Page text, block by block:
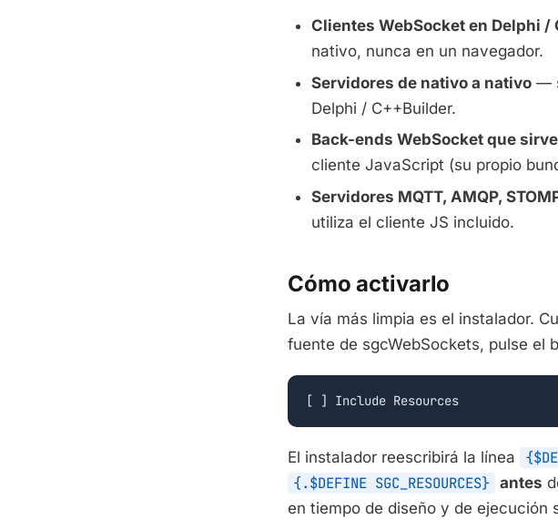
Clientes WebSocket en Delphi /
nativo, nunca en un navegador.
Servidores de nativo a nativo—
Delphi / C++Builder.
Back-ends WebSocket que
cliente JavaScript (su propio
Servidores MQTT, AMQP,
utiliza el cliente JS incluido.
Cómo activarlo
La vía más limpia es el instalador.
fuente de sgcWebSockets, pulse el
[ ] Include Resources
El instalador reescribirá la línea
{.$DEFINE SGC_RESOURCES} antes
en tiempo de diseño y de ejecución